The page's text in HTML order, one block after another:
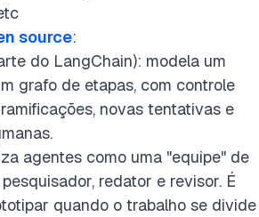
source:
do LangChain): modela um
grafo de etapas, com controle
novas tentativas e
agentes como uma "equipe" de
redator e revisor. É
quando o trabalho se divide